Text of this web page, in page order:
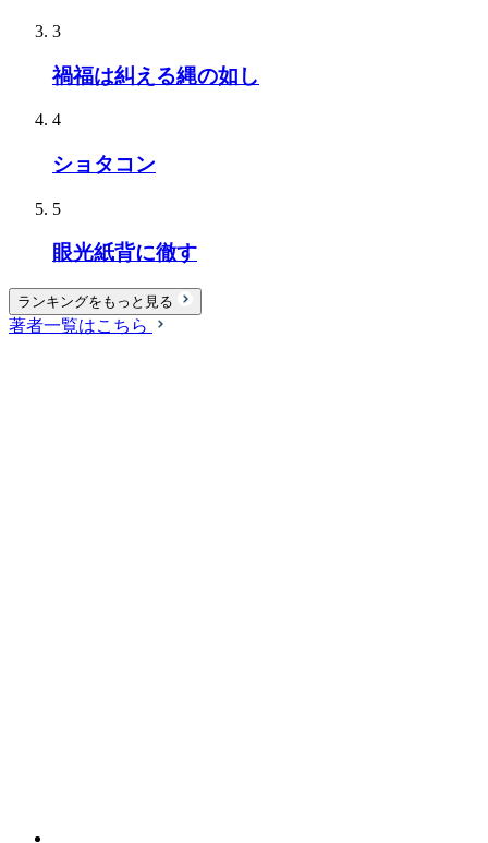
3
禍福は糾える縄の如し
4
ショタコン
5
眼光紙背に徹す
ランキングをもっと見る
著者一覧はこちら